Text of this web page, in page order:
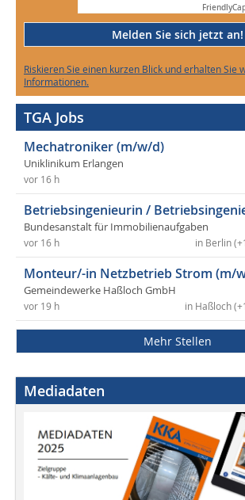
Friendly
Melden Sie sich jetzt an!
Riskieren Sie einen kurzen Blick und erhalten Sie
Informationen.
TGA Jobs
Mechatroniker (m/w/d)
Uniklinikum Erlangen
vor 16 h
Betriebsingenieurin /
Bundesanstalt für Immobilienaufgaben
in Berlin
vor 16 h
Monteur/-in Netzbetrieb Strom (m/
Gemeindewerke Haßloch GmbH
in Haßloch
vor 19 h
Mehr Stellen
Mediadaten